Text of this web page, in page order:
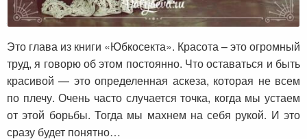
Наш главный враг – лень
Это глава из книги «Юбкосекта». Красота – это огромный
труд, я говорю об этом постоянно. Что оставаться и быть
красивой — это определенная аскеза, которая не всем
по плечу. Очень часто случается точка, когда мы устаем
от этой борьбы. Тогда мы махнем на себя рукой. И это
сразу будет понятно…